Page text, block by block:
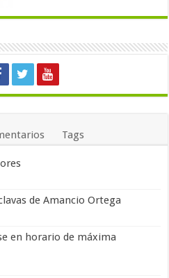
Tags
de Amancio Ortega
en horario de máxima